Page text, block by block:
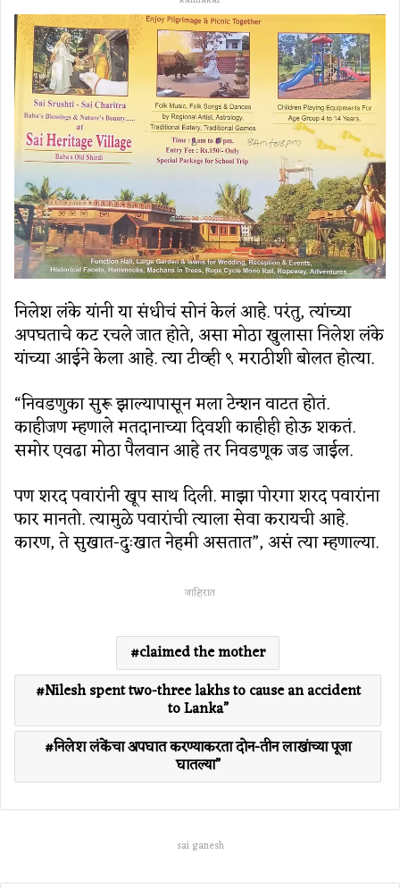
निलेश लंके यांनी या संधीचं सोनं केलं आहे. परंतु, त्यांच्या
अपघताचे कट रचले जात होते, असा मोठा खुलासा निलेश लंके
यांच्या आईने केला आहे. त्या टीव्ही ९ मराठीशी बोलत होत्या.
“निवडणुका सुरू झाल्यापासून मला टेन्शन वाटत होतं.
काहीजण म्हणाले मतदानाच्या दिवशी काहीही होऊ शकतं.
समोर एवढा मोठा पैलवान आहे तर निवडणूक जड जाईल.
पण शरद पवारांनी खूप साथ दिली. माझा पोरगा शरद पवारांना
फार मानतो. त्यामुळे पवारांची त्याला सेवा करायची आहे.
कारण, ते सुखात-दुःखात नेहमी असतात”, असंं त्या म्हणाल्या.
जाहिरात
claimed the mother
Nilesh spent two-three lakhs to cause an accident
to Lanka”
निलेश लंकेंचा अपघात करण्याकरता दोन-तीन लाखांच्या पूजा
घातल्या”
sai ganesh